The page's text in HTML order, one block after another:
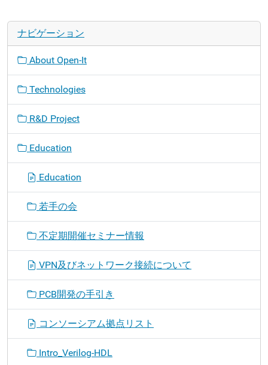
ナビゲーション
About Open-It
Technologies
R&D Project
Education
Education
若手の会
不定期開催セミナー情報
VPN及びネットワーク接続について
PCB開発の手引き
コンソーシアム拠点リスト
Intro_Verilog-HDL